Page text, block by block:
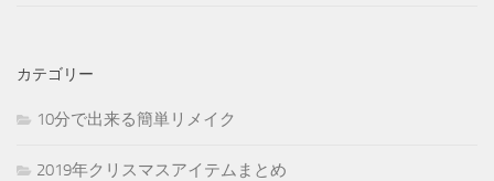
カテゴリー
10分で出来る簡単リメイク
2019年クリスマスアイテムまとめ